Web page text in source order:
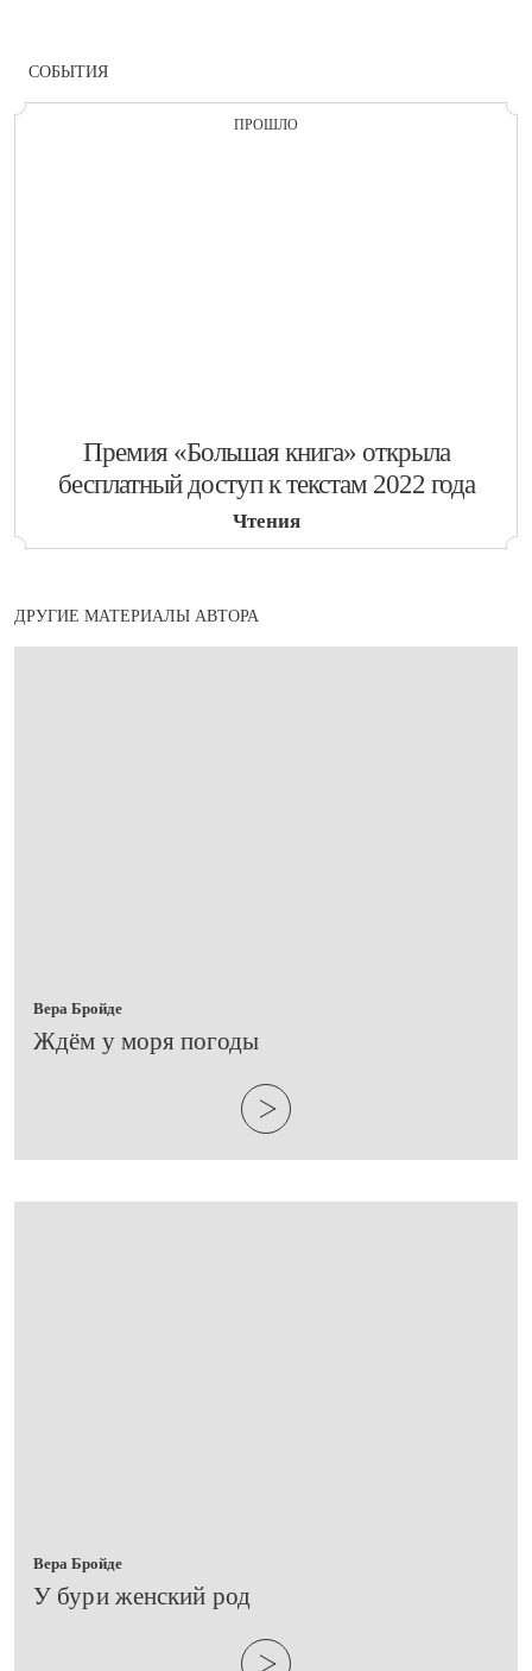
СОБЫТИЯ
ПРОШЛО
​Премия «Большая книга» открыла
бесплатный доступ к текстам 2022 года
Чтения
ДРУГИЕ МАТЕРИАЛЫ АВТОРА
Вера Бройде
​Ждём у моря погоды
Вера Бройде
​У бури женский род